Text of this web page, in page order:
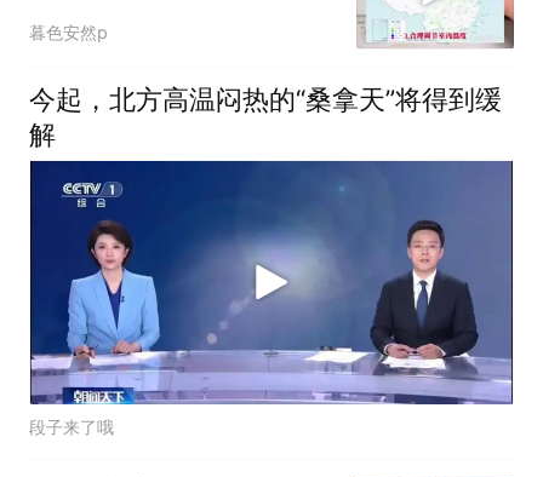
暮色安然p
今起，北方高温闷热的“桑拿天”将得到缓
解
段子来了哦